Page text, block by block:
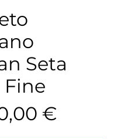
Seta
Fine
€